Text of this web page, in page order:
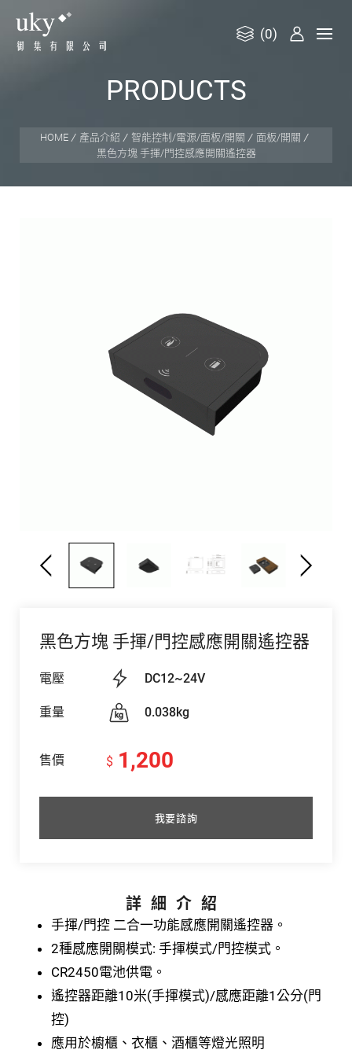
(0)
PRODUCTS
HOME 產品介紹 智能控制/電源/面板/開關
面板/開關
黑色方塊 ⼿揮/門控感應開關遙控器
黑色方塊 ⼿揮/門控感應開關遙控器
電壓 DC12~24V
重量 0.038kg
售價 $ 1,200
我要諮詢
詳細介紹
⼿揮/門控 ⼆合⼀功能感應開關遙控器。
2種感應開關模式: ⼿揮模式/門控模式。
CR2450電池供電。
遙控器距離10米(⼿揮模式)/感應距離1公分(門
控)
應⽤於櫥櫃、⾐櫃、酒櫃等燈光照明